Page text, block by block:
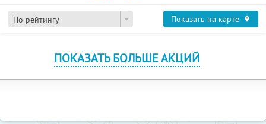
По рейтингу Показать на карте
ПОКАЗАТЬ БОЛЬШЕ АКЦИЙ